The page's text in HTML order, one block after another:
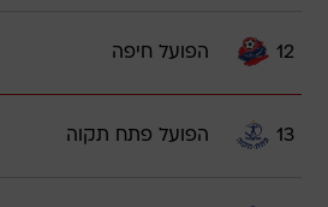
12 הפועל חיפה
13 הפועל פתח תקוה